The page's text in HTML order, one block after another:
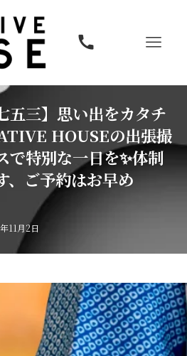
五三】思い出をカタチ
HOUSEの出張撮
で特別な一日を✨体制
、ご予約はお早め
11月2日